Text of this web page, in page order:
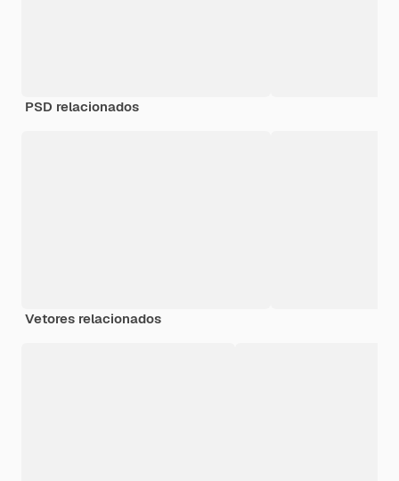
PSD relacionados
Vetores relacionados